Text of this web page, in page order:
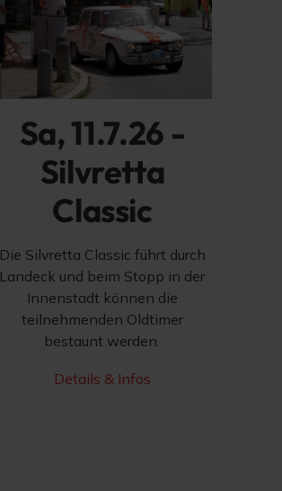
Sa, 11.7.26 -
Silvretta
Classic
Die Silvretta Classic führt durch
Landeck und beim Stopp in der
Innenstadt können die
teilnehmenden Oldtimer
bestaunt werden.
Details & Infos